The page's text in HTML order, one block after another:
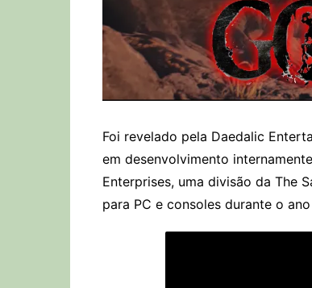
Foi revelado pela Daedalic
em desenvolvimento
Enterprises, uma divisão da The
para PC e consoles durante o